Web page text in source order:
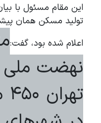
این مقام مسئول با
تولید مسکن همان
اعلام شده بود، گفت:
نهضت